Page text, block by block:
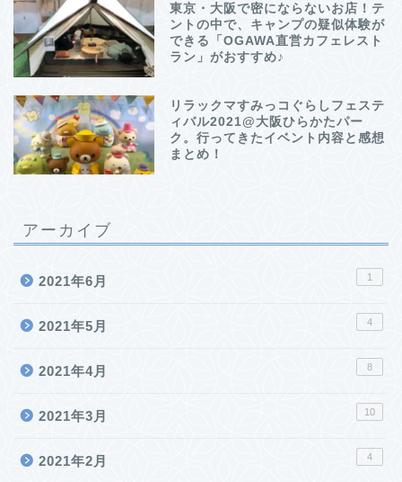
東京・大阪で密にならないお店！テ
ントの中で、キャンプの疑似体験が
できる「OGAWA直営カフェレスト
ラン」がおすすめ♪
リラックマすみっコぐらしフェステ
ィバル2021@大阪ひらかたパー
ク。行ってきたイベント内容と感想
まとめ！
アーカイブ
2021年6月 1
2021年5月 4
2021年4月 8
2021年3月 10
2021年2月 4